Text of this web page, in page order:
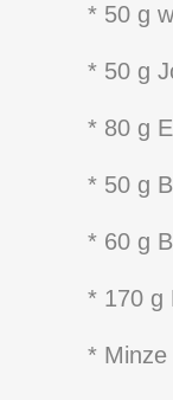
* 50 g
* 50 g
* 80 g
* 50 g
* 60 g
* 170 g
* Minze